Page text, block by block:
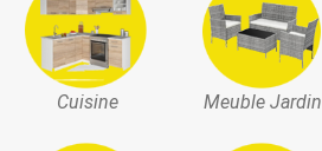
Cuisine Meuble Jardin